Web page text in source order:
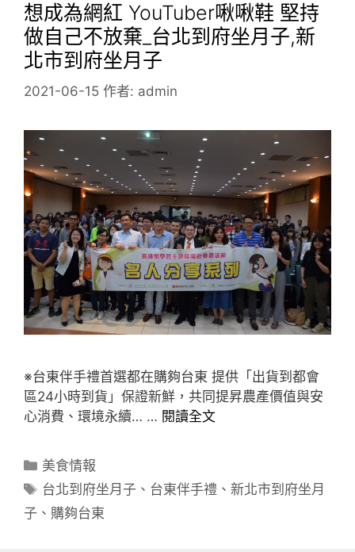
想成為網紅 YouTuber啾啾鞋 堅持
做自己不放棄_台北到府坐月子,新
北市到府坐月子
2021-06-15 作者: admin
※台東伴手禮首選都在購夠台東 提供「出貨到都會
區24小時到貨」保證新鮮，共同提昇農產價值與安
心消費、環境永續… … 閱讀全文
分
類
美食情報
標
籤
台北到府坐月子 、 台東伴手禮 、新北市到府坐月
子 、 購夠台東